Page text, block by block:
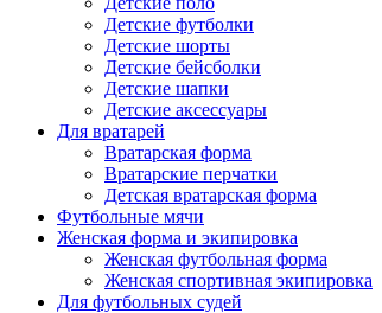
Детские футболки
Детские шорты
Детские бейсболки
Детские шапки
Детские аксессуары
Для вратарей
Вратарская форма
Вратарские перчатки
Детская вратарская форма
Футбольные мячи
Женская форма и экипировка
Женская футбольная форма
Женская спортивная экипировка
Для футбольных судей